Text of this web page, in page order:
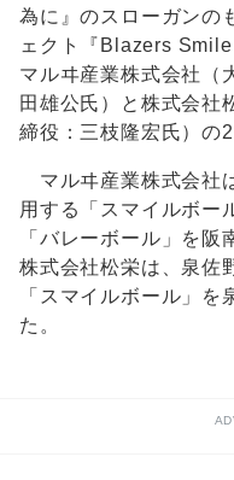
為に』のスローガンの
ェクト『Blazers
マルヰ産業株式会社（
田雄公氏）と株式会社
締役：三枝隆宏氏）の2
マルヰ産業株式会社
用する「スマイルボー
「バレーボール」を
株式会社松栄は、泉佐
「スマイルボール」
た。